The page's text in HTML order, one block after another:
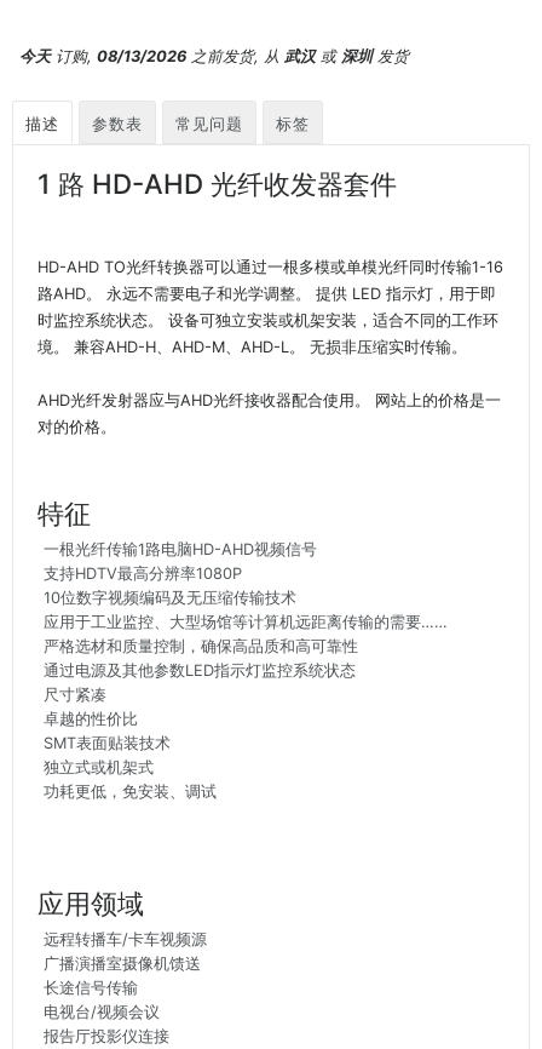
今天订购,08/13/2026 之前发货, 从武汉或 深圳发货
描述 参数表 常见问题 标签
1 路 HD-AHD 光纤收发器套件
HD-AHD TO光纤转换器可以通过一根多模或单模光纤同时传输1-16
路AHD。 永远不需要电子和光学调整。 提供 LED 指示灯，用于即
时监控系统状态。 设备可独立安装或机架安装，适合不同的工作环
境。 兼容AHD-H、AHD-M、AHD-L。 无损非压缩实时传输。
AHD光纤发射器应与AHD光纤接收器配合使用。 网站上的价格是一
对的价格。
特征
一根光纤传输1路电脑HD-AHD视频信号
支持HDTV最高分辨率1080P
10位数字视频编码及无压缩传输技术
应用于工业监控、大型场馆等计算机远距离传输的需要……
严格选材和质量控制，确保高品质和高可靠性
通过电源及其他参数LED指示灯监控系统状态
尺寸紧凑
卓越的性价比
SMT表面贴装技术
独立式或机架式
功耗更低，免安装、调试
应用领域
远程转播车/卡车视频源
广播演播室摄像机馈送
长途信号传输
电视台/视频会议
报告厅投影仪连接